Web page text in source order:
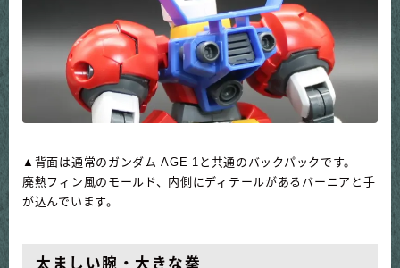
▲背面は通常のガンダム AGE-1と共通のバックパックです。
廃熱フィン風のモールド、内側にディテールがあるバーニアと手
が込んでいます。
太ましい腕・大きな拳